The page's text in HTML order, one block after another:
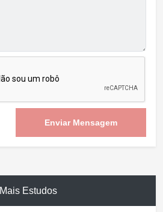
Enviar Mensagem
Mais Estudos